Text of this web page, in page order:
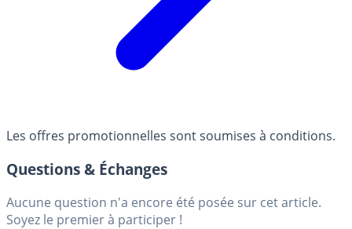
Les offres promotionnelles sont soumises à conditions.
Questions & Échanges
Aucune question n'a encore été posée sur cet article.
Soyez le premier à participer !